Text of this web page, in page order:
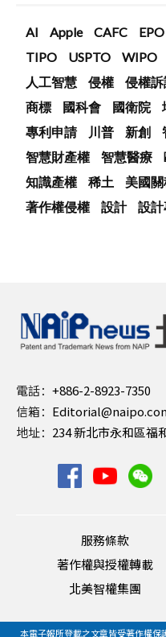
AI Apple CAFC EPO
TIPO
USPTO WIPO
人工智慧
侵權 侵權
商標
國科會 國衛院
專利申請
川普 新創
智慧財產權
智慧醫療
知識產權
稀土 美國
著作權侵權
設計 設
電話： +886-2-8923-7350
信箱：
地址： 234 新北市永和區福
服務條款
著作權與授權轉載
北美智權集團
本電子報所登載之文章皆受著作權